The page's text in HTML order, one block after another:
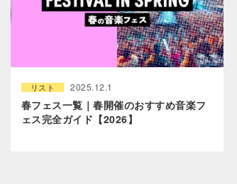
リスト 2025.12.1
春フェス一覧｜春開催のおすすめ音楽フ
ェス完全ガイド【2026】